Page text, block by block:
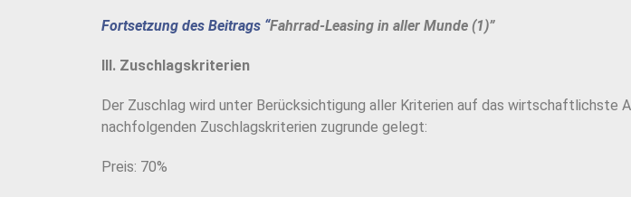
Fortsetzung des Beitrags “Fahrrad-Leasing in aller Munde (1)”
III. Zuschlagskriterien
Der Zuschlag wird unter Berücksichtigung aller Kriterien auf das
nachfolgenden Zuschlagskriterien zugrunde gelegt:
Preis: 70%